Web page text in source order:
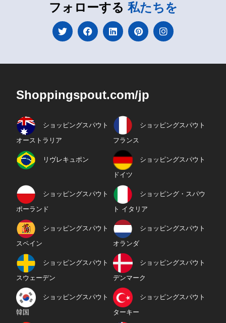
フォローする 私たちを
Shoppingspout.com/jp
ショッピングスパウト
オーストラリア
ショッピングスパウト
フランス
リヴレキュポン ショッピングスパウト
ドイツ
ショッピングスパウト
ポーランド
ショッピング・スパウ
ト イタリア
ショッピングスパウト
スペイン
ショッピングスパウト
オランダ
ショッピングスパウト
スウェーデン
ショッピングスパウト
デンマーク
ショッピングスパウト
韓国
ショッピングスパウト
ターキー